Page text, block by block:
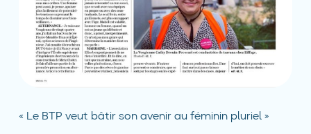
« Le BTP veut bâtir son avenir au féminin pluriel »